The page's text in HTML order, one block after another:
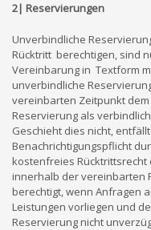
2| Reservierungen
Unverbindliche
Rücktritt berechtigen, sind
Vereinbarung in Textform
unverbindliche
vereinbarten Zeitpunkt
Reservierung als
Geschieht dies nicht,
Benachrichtigungspflicht
kostenfreies
innerhalb der vereinbarten
berechtigt, wenn Anfragen
Leistungen vorliegen und
Reservierung nicht